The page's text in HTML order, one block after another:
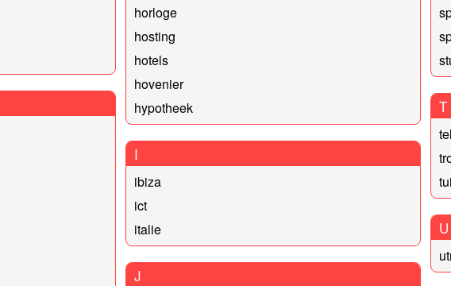
horloge
hosting
hotels
hovenier
hypotheek
I
ibiza
ict
italie
J
T
U